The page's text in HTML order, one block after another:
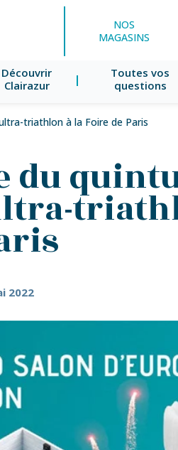
NOS
MAGASINS
Découvrir
Clairazur
Toutes vos
questions
triathlon à la Foire de Paris
du
2022